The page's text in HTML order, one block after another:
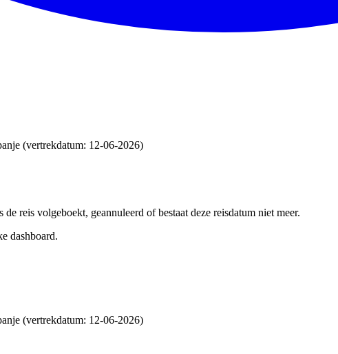
(vertrekdatum: 12-06-2026)
reis volgeboekt, geannuleerd of bestaat deze reisdatum niet meer.
dashboard.
(vertrekdatum: 12-06-2026)